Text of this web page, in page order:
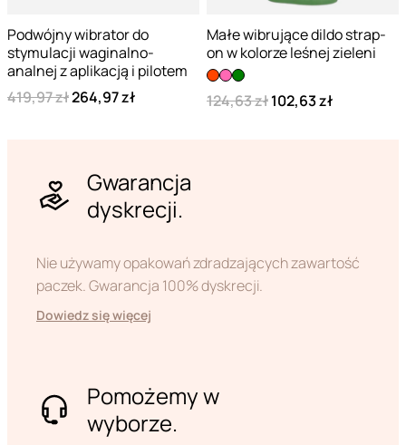
Podwójny wibrator do
stymulacji waginalno-
analnej z aplikacją i pilotem
419,97 zł264,97 zł
Małe wibrujące dildo strap-
on w kolorze leśnej zieleni
124,63 zł102,63 zł
Gwarancja
dyskrecji.
Nie używamy opakowań zdradzających zawartość
paczek. Gwarancja 100% dyskrecji.
Dowiedz się więcej
Pomożemy w
wyborze.